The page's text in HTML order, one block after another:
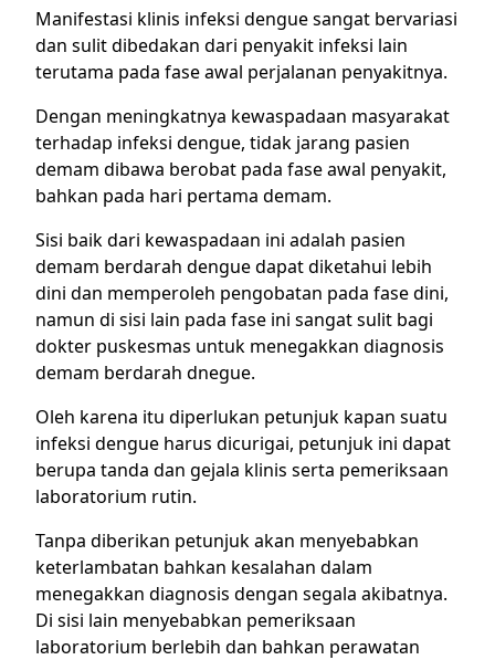
Manifestasi klinis infeksi dengue sangat bervariasi
dan sulit dibedakan dari penyakit infeksi lain
terutama pada fase awal perjalanan penyakitnya.
Dengan meningkatnya kewaspadaan masyarakat
terhadap infeksi dengue, tidak jarang pasien
demam dibawa berobat pada fase awal penyakit,
bahkan pada hari pertama demam.
Sisi baik dari kewaspadaan ini adalah pasien
demam berdarah dengue dapat diketahui lebih
dini dan memperoleh pengobatan pada fase dini,
namun di sisi lain pada fase ini sangat sulit bagi
dokter puskesmas untuk menegakkan diagnosis
demam berdarah dnegue.
Oleh karena itu diperlukan petunjuk kapan suatu
infeksi dengue harus dicurigai, petunjuk ini dapat
berupa tanda dan gejala klinis serta pemeriksaan
laboratorium rutin.
Tanpa diberikan petunjuk akan menyebabkan
keterlambatan bahkan kesalahan dalam
menegakkan diagnosis dengan segala akibatnya.
Di sisi lain menyebabkan pemeriksaan
laboratorium berlebih dan bahkan perawatan